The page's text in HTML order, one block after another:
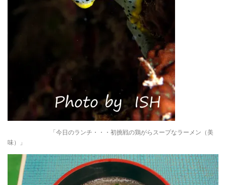
「今日のランチ・・・初挑戦の鶏がらスープなラーメン（美
味）」